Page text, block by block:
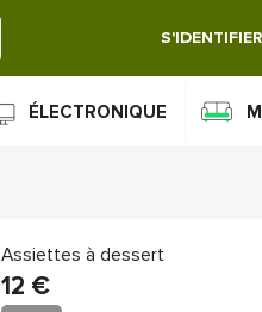
S'IDENTIFIER
ÉLECTRONIQUE
Assiettes à dessert
12 €